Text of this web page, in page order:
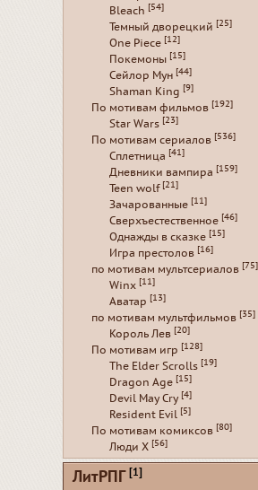
Bleach [54]
Темный дворецкий [25]
One Piece [12]
Покемоны [15]
Сейлор Мун [44]
Shaman King [9]
По мотивам фильмов [192]
Star Wars [23]
По мотивам сериалов [536]
Сплетница [41]
Дневники вампира [159]
Teen wolf [21]
Зачарованные [11]
Сверхъестественное [46]
Однажды в сказке [15]
Игра престолов [16]
по мотивам мультсериалов [75]
Winx [11]
Аватар [13]
по мотивам мультфильмов [35]
Король Лев [20]
По мотивам игр [128]
The Elder Scrolls [19]
Dragon Age [15]
Devil May Cry [4]
Resident Evil [5]
По мотивам комиксов [80]
Люди Х [56]
ЛитРПГ [1]